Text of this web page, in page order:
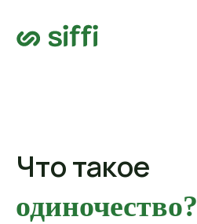
Что такое
одиночество?